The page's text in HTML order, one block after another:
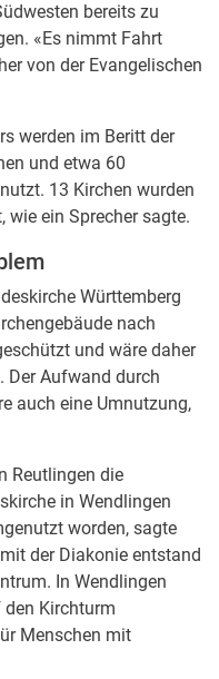
bereits zu
«Es nimmt Fahrt
von der Evangelischen
werden im Beritt der
und etwa 60
13 Kirchen wurden
wie ein Sprecher sagte.
Württemberg
nach
und wäre daher
Der Aufwand durch
auch eine Umnutzung,
Reutlingen die
in Wendlingen
worden, sagte
der Diakonie entstand
In Wendlingen
Kirchturm
Menschen mit